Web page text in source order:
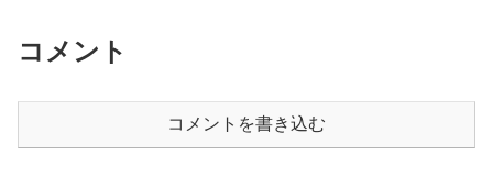
コメント
コメントを書き込む